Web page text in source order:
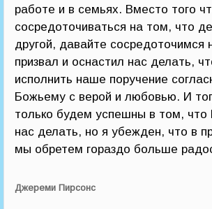
работе и в семьях. Вместо того
сосредоточиваться на том, что
другой, давайте сосредоточимся
призвал и оснастил нас делать,
исполнить наше поручение
Божьему с верой и любовью. И
только будем успешны в том, что
нас делать, но я убежден, что в
мы обретем гораздо больше
Джереми Пирсонс